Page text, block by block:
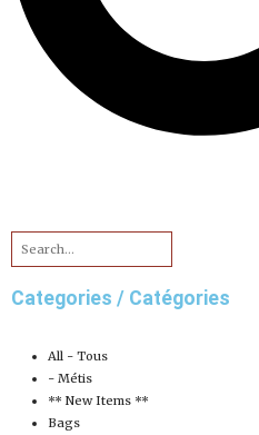
Categories / Catégories
All - Tous
- Métis
** New Items **
Bags